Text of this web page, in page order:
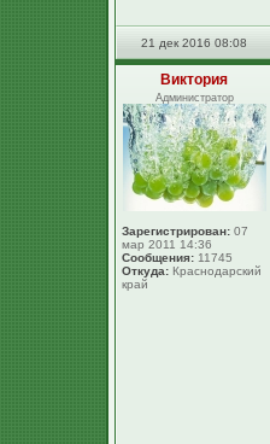
21 дек 2016 08:08
Виктория
Администратор
Зарегистрирован: 07
мар 2011 14:36
Сообщения: 11745
Откуда: Краснодарский
край